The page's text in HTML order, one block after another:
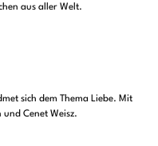
aus aller Welt.
sich dem Thema Liebe. Mit
und Cenet Weisz.